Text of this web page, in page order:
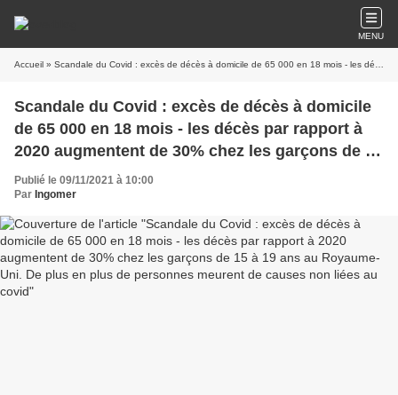
MENU
Accueil » Scandale du Covid : excès de décès à domicile de 65 000 en 18 mois - les décès par rapport à 2020 augmentent de 30% chez les garçons de 15 à 19 ans au Royaume-Uni. De plus en plus de personnes meurent de causes non liées au covid
Scandale du Covid : excès de décès à domicile
de 65 000 en 18 mois - les décès par rapport à
2020 augmentent de 30% chez les garçons de 15
à 19 ans au Royaume-Uni. De plus en plus de
personnes meurent de causes non liées au
covid
Publié le 09/11/2021 à 10:00
Par Ingomer